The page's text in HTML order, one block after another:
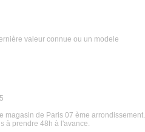
valeur connue ou un modele
magasin de Paris 07 ème arrondissement.
à prendre 48h à l'avance.